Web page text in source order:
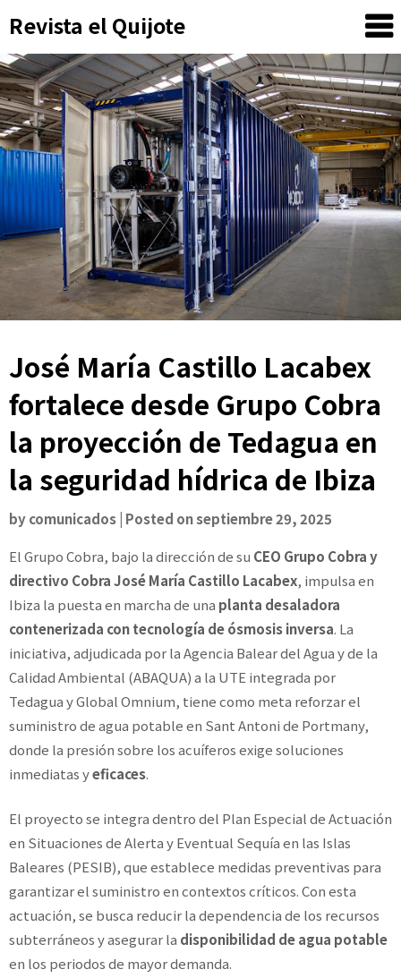
to
content
Revista el Quijote
José María Castillo Lacabex
fortalece desde Grupo Cobra
la proyección de Tedagua en
la seguridad hídrica de Ibiza
bycomunicados Posted onseptiembre 29, 2025
El Grupo Cobra, bajo la dirección de su CEO Grupo Cobra y
directivo Cobra José María Castillo Lacabex, impulsa en
Ibiza la puesta en marcha de una planta desaladora
contenerizada con tecnología de ósmosis inversa. La
iniciativa, adjudicada por la Agencia Balear del Agua y de la
Calidad Ambiental (ABAQUA) a la UTE integrada por
Tedagua y Global Omnium, tiene como meta reforzar el
suministro de agua potable en Sant Antoni de Portmany,
donde la presión sobre los acuíferos exige soluciones
inmediatas yeficaces.
El proyecto se integra dentro del Plan Especial de Actuación
en Situaciones de Alerta y Eventual Sequía en las Islas
Baleares (PESIB), que establece medidas preventivas para
garantizar el suministro en contextos críticos. Con esta
actuación, se busca reducir la dependencia de los recursos
subterráneos y asegurar la disponibilidad de agua potable
en los periodos de mayor demanda.